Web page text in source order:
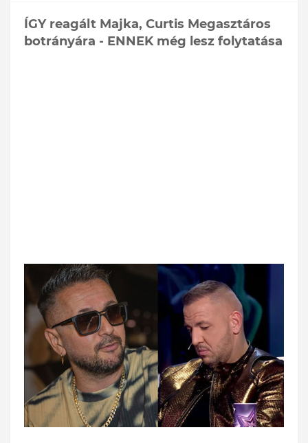
ÍGY reagált Majka, Curtis Megasztáros
botrányára - ENNEK még lesz folytatása